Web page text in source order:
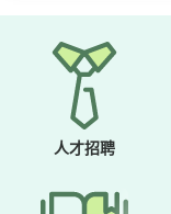
人才招聘